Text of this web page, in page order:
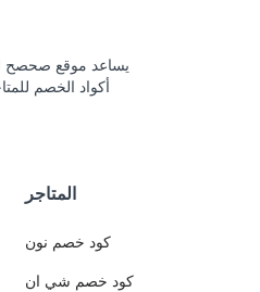
يساعد موقع صحصح
أكواد الخصم
المتاجر
كود خصم نون
كود خصم شي ان